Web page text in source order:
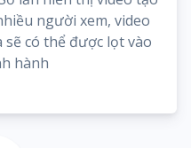
người xem, video
có thể được lọt vào
hành